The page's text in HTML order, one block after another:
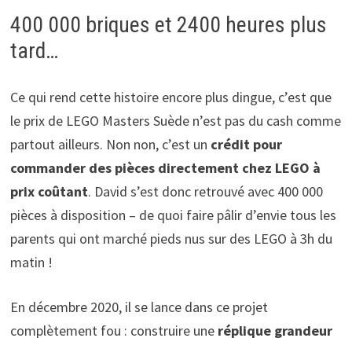
400 000 briques et 2400 heures plus
tard…
Ce qui rend cette histoire encore plus dingue, c’est que
le prix de LEGO Masters Suède n’est pas du cash comme
partout ailleurs. Non non, c’est un crédit pour
commander des pièces directement chez LEGO à
prix coûtant. David s’est donc retrouvé avec 400 000
pièces à disposition – de quoi faire pâlir d’envie tous les
parents qui ont marché pieds nus sur des LEGO à 3h du
matin !
En décembre 2020, il se lance dans ce projet
complètement fou : construire une réplique grandeur